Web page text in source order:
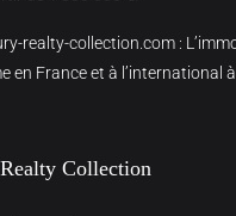
realty-collection.com :
en France et à l’international
Collection